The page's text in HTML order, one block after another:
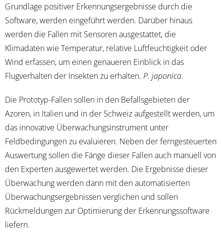
Grundlage positiver Erkennungsergebnisse durch die
Software, werden eingeführt werden. Darüber hinaus
werden die Fallen mit Sensoren ausgestattet, die
Klimadaten wie Temperatur, relative Luftfeuchtigkeit oder
Wind erfassen, um einen genaueren Einblick in das
Flugverhalten der Insekten zu erhalten. P. japonica.
Die Prototyp-Fallen sollen in den Befallsgebieten der
Azoren, in Italien und in der Schweiz aufgestellt werden, um
das innovative Überwachungsinstrument unter
Feldbedingungen zu evaluieren. Neben der ferngesteuerten
Auswertung sollen die Fänge dieser Fallen auch manuell von
den Experten ausgewertet werden. Die Ergebnisse dieser
Überwachung werden dann mit den automatisierten
Überwachungsergebnissen verglichen und sollen
Rückmeldungen zur Optimierung der Erkennungssoftware
liefern.